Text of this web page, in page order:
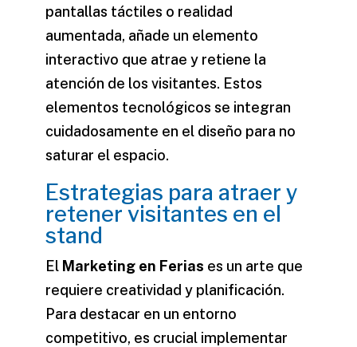
pantallas táctiles o realidad
aumentada, añade un elemento
interactivo que atrae y retiene la
atención de los visitantes. Estos
elementos tecnológicos se integran
cuidadosamente en el diseño para no
saturar el espacio.
Estrategias para atraer y
retener visitantes en el
stand
El Marketing en Ferias es un arte que
requiere creatividad y planificación.
Para destacar en un entorno
competitivo, es crucial implementar